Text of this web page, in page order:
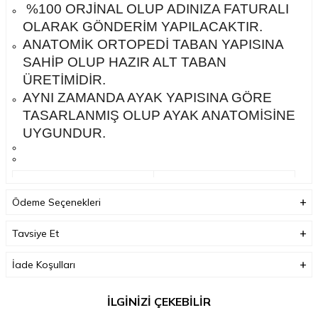
%100 ORJİNAL OLUP ADINIZA FATURALI
OLARAK GÖNDERİM YAPILACAKTIR.
ANATOMİK ORTOPEDİ TABAN YAPISINA
SAHİP OLUP HAZIR ALT TABAN
ÜRETİMİDİR.
AYNI ZAMANDA AYAK YAPISINA GÖRE
TASARLANMIŞ OLUP AYAK ANATOMİSİNE
UYGUNDUR.
Teslimat Bilgisi
Ödeme Seçenekleri
Tavsiye Et
İade Koşulları
İLGİNİZİ ÇEKEBİLİR